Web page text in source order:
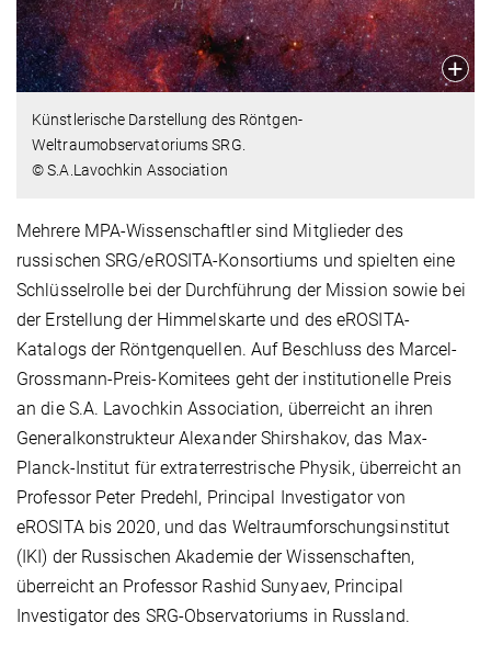
Künstlerische Darstellung des Röntgen-
Weltraumobservatoriums SRG.
© S.A.Lavochkin Association
Mehrere MPA-Wissenschaftler sind Mitglieder des
russischen SRG/eROSITA-Konsortiums und spielten eine
Schlüsselrolle bei der Durchführung der Mission sowie bei
der Erstellung der Himmelskarte und des eROSITA-
Katalogs der Röntgenquellen. Auf Beschluss des Marcel-
Grossmann-Preis-Komitees geht der institutionelle Preis
an die S.A. Lavochkin Association, überreicht an ihren
Generalkonstrukteur Alexander Shirshakov, das Max-
Planck-Institut für extraterrestrische Physik, überreicht an
Professor Peter Predehl, Principal Investigator von
eROSITA bis 2020, und das Weltraumforschungsinstitut
(IKI) der Russischen Akademie der Wissenschaften,
überreicht an Professor Rashid Sunyaev, Principal
Investigator des SRG-Observatoriums in Russland.